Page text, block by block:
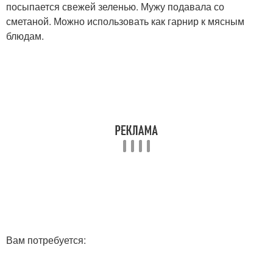
посыпается свежей зеленью. Мужу подавала со
сметаной. Можно использовать как гарнир к мясным
блюдам.
Вам потребуется: